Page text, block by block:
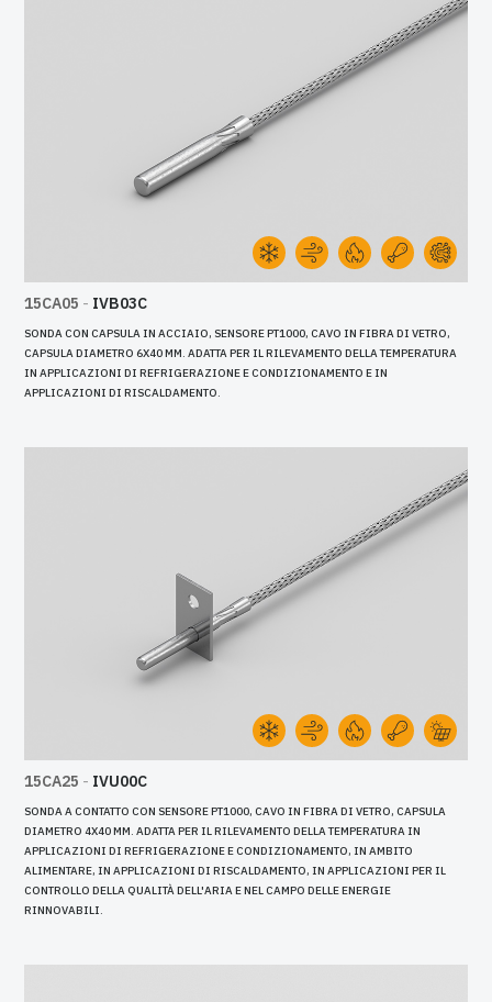
15CA05 - IVB03C
SONDA CON CAPSULA IN ACCIAIO, SENSORE PT1000, CAVO IN FIBRA DI VETRO,
CAPSULA DIAMETRO 6X40 MM. ADATTA PER IL RILEVAMENTO DELLA TEMPERATURA
IN APPLICAZIONI DI REFRIGERAZIONE E CONDIZIONAMENTO E IN
APPLICAZIONI DI RISCALDAMENTO.
15CA25 - IVU00C
SONDA A CONTATTO CON SENSORE PT1000, CAVO IN FIBRA DI VETRO, CAPSULA
DIAMETRO 4X40 MM. ADATTA PER IL RILEVAMENTO DELLA TEMPERATURA IN
APPLICAZIONI DI REFRIGERAZIONE E CONDIZIONAMENTO, IN AMBITO
ALIMENTARE, IN APPLICAZIONI DI RISCALDAMENTO, IN APPLICAZIONI PER IL
CONTROLLO DELLA QUALITÀ DELL'ARIA E NEL CAMPO DELLE ENERGIE
RINNOVABILI.